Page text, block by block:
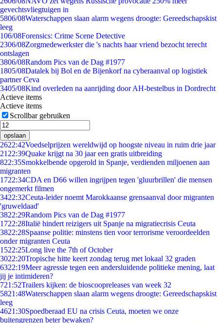
gevechtsvliegtuigen in
5806/08Waterschappen slaan alarm wegens droogte: Gereedschapskist
leeg
106/08Forensics: Crime Scene Detective
2306/08Zorgmedewerkster die 's nachts haar vriend bezocht terecht
ontslagen
3806/08Random Pics van de Dag #1977
1805/08Datalek bij Bol en de Bijenkorf na cyberaanval op logistiek
partner Ceva
3405/08Kind overleden na aanrijding door AH-bestelbus in Dordrecht
Actieve items
Actieve items
Scrollbar gebruiken
opslaan
2622:42Voedselprijzen wereldwijd op hoogste niveau in ruim drie jaar
21 22:39Quake krijgt na 30 jaar een gratis uitbreiding
822:35Smokkelbende opgerold in Spanje, verdienden miljoenen aan
migranten
1722:34CDA en D66 willen ingrijpen tegen 'gluurbrillen' die mensen
ongemerkt filmen
3422:32Ceuta-leider noemt Marokkaanse grensaanval door migranten
'gruweldaad'
3822:29Random Pics van de Dag #1977
1722:28Italië hindert reizigers uit Spanje na migratiecrisis Ceuta
3822:28Spaanse politie: minstens tien voor terrorisme veroordeelden
onder migranten Ceuta
1522:25Long live the 7th of October
3022:20Tropische hitte keert zondag terug met lokaal 32 graden
6322:19Meer agressie tegen een andersluidende politieke mening, laat
jij je intimideren?
721:52Trailers kijken: de bioscoopreleases van week 32
5821:48Waterschappen slaan alarm wegens droogte: Gereedschapskist
leeg
4621:30Spoedberaad EU na crisis Ceuta, moeten we onze
buitengrenzen beter bewaken?